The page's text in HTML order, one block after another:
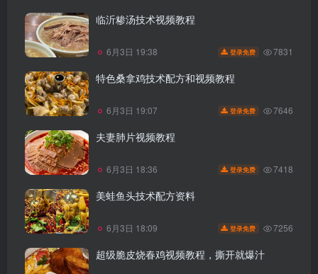
临沂糁汤技术视频教程
6月3日 19:38 登录免费 7831
特色桑拿鸡技术配方和视频教程
6月3日 19:07 登录免费 7646
夫妻肺片视频教程
6月3日 18:36 登录免费 7418
美蛙鱼头技术配方资料
6月3日 18:09 登录免费 7256
超级脆皮烧春鸡视频教程，撕开就爆汁